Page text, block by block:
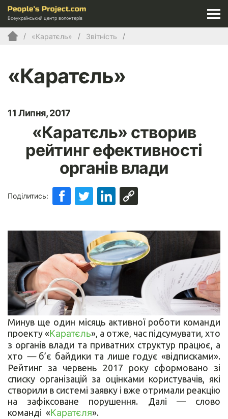
Всеукраїнський центр волонтерів
«Каратєль» Звітність
«Каратєль»
11 Липня, 2017
«Каратєль» створив
рейтинг ефективності
органів влади
Поділитись:
Минув ще один місяць активної роботи команди
проекту «Каратєль», а отже, час підсумувати, хто
з органів влади та приватних структур працює, а
хто —б’є байдики та лише годує «відписками».
Рейтинг за червень 2017 року сформовано зі
списку організацій за оцінками користувачів, які
створили в системі заявку і вже отримали реакцію
на зафіксоване порушення. Далі — слово
команді «Каратєля».